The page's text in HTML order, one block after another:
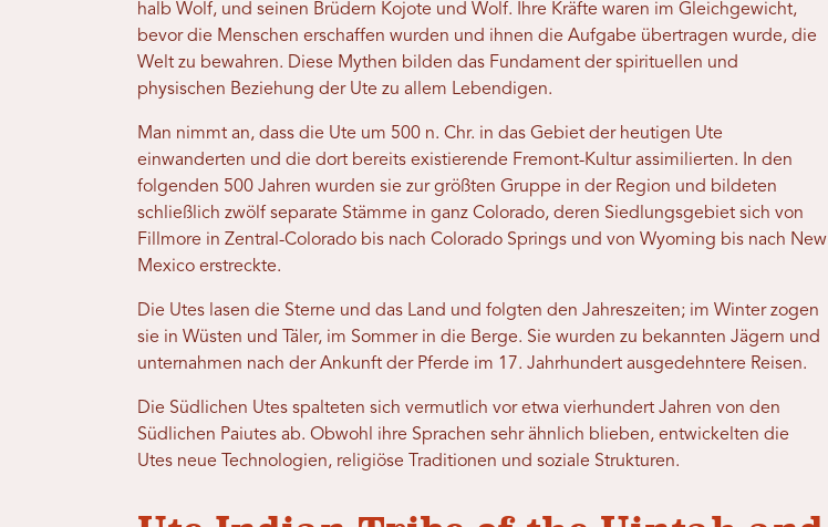
halb Wolf, und seinen Brüdern Kojote und Wolf. Ihre Kräfte waren im Gleichgewicht,
bevor die Menschen erschaffen wurden und ihnen die Aufgabe übertragen wurde, die
Welt zu bewahren. Diese Mythen bilden das Fundament der spirituellen und
physischen Beziehung der Ute zu allem Lebendigen.
Man nimmt an, dass die Ute um 500 n. Chr. in das Gebiet der heutigen Ute
einwanderten und die dort bereits existierende Fremont-Kultur assimilierten. In den
folgenden 500 Jahren wurden sie zur größten Gruppe in der Region und bildeten
schließlich zwölf separate Stämme in ganz Colorado, deren Siedlungsgebiet sich von
Fillmore in Zentral-Colorado bis nach Colorado Springs und von Wyoming bis nach New
Mexico erstreckte.
Die Utes lasen die Sterne und das Land und folgten den Jahreszeiten; im Winter zogen
sie in Wüsten und Täler, im Sommer in die Berge. Sie wurden zu bekannten Jägern und
unternahmen nach der Ankunft der Pferde im 17. Jahrhundert ausgedehntere Reisen.
Die Südlichen Utes spalteten sich vermutlich vor etwa vierhundert Jahren von den
Südlichen Paiutes ab. Obwohl ihre Sprachen sehr ähnlich blieben, entwickelten die
Utes neue Technologien, religiöse Traditionen und soziale Strukturen.